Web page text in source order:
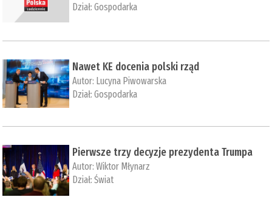
Dział:Gospodarka
Nawet KE docenia polski rząd
Autor: Lucyna Piwowarska
Dział:Gospodarka
Pierwsze trzy decyzje prezydenta Trumpa
Autor:Wiktor Młynarz
Dział:Świat